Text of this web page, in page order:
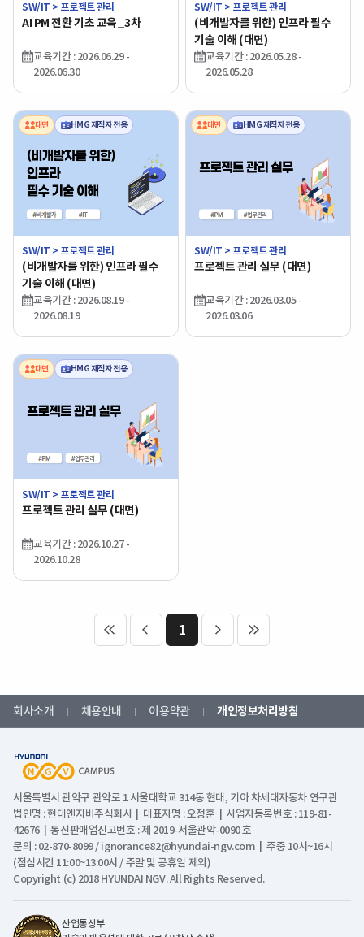
SW/IT > 프로젝트 관리
AI PM 전환 기초 교육_3차
교육기간 : 2026.06.29 -
2026.06.30
SW/IT > 프로젝트 관리
(비개발자를 위한) 인프라 필수
기술 이해 (대면)
교육기간 : 2026.05.28 -
2026.05.28
대면 HMG 재직자 전용
SW/IT > 프로젝트 관리
(비개발자를 위한) 인프라 필수
기술 이해 (대면)
교육기간 : 2026.08.19 -
2026.08.19
대면 HMG 재직자 전용
SW/IT > 프로젝트 관리
프로젝트 관리 실무 (대면)
교육기간 : 2026.03.05 -
2026.03.06
대면 HMG 재직자 전용
SW/IT > 프로젝트 관리
프로젝트 관리 실무 (대면)
교육기간 : 2026.10.27 -
2026.10.28
처음 페이지이전 페이지
1
다음 페이지마지막 페이지
회사소개 채용안내 이용약관 개인정보처리방침
서울특별시 관악구 관악로 1 서울대학교 314동 현대, 기아 차세대자동차 연구관
법인명 : 현대엔지비주식회사 | 대표자명 : 오정훈 | 사업자등록번호 : 119-81-
42676 | 통신판매업신고번호 : 제 2019-서울관악-0090 호
문의 : 02-870-8099 / ignorance82@hyundai-ngv.com | 주중 10시~16시
(점심시간 11:00~13:00시 / 주말 및 공휴일 제외)
Copyright (c) 2018 HYUNDAI NGV. All Rights Reserved.
산업통상부